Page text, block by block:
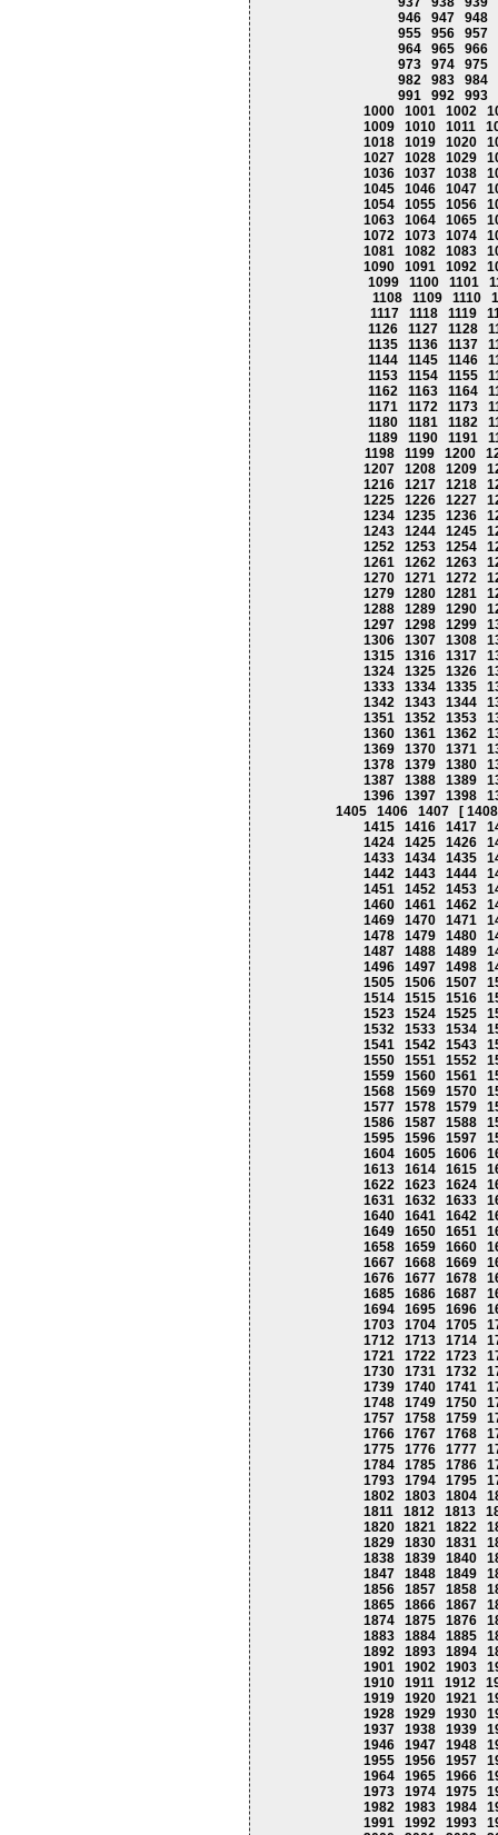
946
947
948
955
956
957
964
965
966
973
974
975
982
983
984
991
992
993
1000
1001 1002
1009
1010 1011
1018
1019 1020
1027
1028 1029
1036
1037 1038
1045
1046 1047
1054
1055 1056
1063
1064 1065
1072
1073 1074
1081
1082 1083
1090
1091 1092
1099
1100 1101
1108
1109 1110
1117
1118 1119
1126
1127 1128
1135
1136 1137
1144
1145 1146
1153
1154 1155
1162
1163 1164
1171
1172 1173
1180
1181 1182
1189
1190 1191
1198
1199 1200
1207
1208 1209
1216
1217 1218
1225
1226 1227
1234
1235 1236
1243
1244 1245
1252
1253 1254
1261
1262 1263
1270
1271 1272
1279
1280 1281
1288
1289 1290
1297
1298 1299
1306
1307 1308
1315
1316 1317
1324
1325 1326
1333
1334 1335
1342
1343 1344
1351
1352 1353
1360
1361 1362
1369
1370 1371
1378
1379 1380
1387
1388 1389
1396
1397 1398
1405
1406 1407
[
1415
1416 1417
1424
1425 1426
1433
1434 1435
1442
1443 1444
1451
1452 1453
1460
1461 1462
1469
1470 1471
1478
1479 1480
1487
1488 1489
1496
1497 1498
1505
1506 1507
1514
1515 1516
1523
1524 1525
1532
1533 1534
1541
1542 1543
1550
1551 1552
1559
1560 1561
1568
1569 1570
1577
1578 1579
1586
1587 1588
1595
1596 1597
1604
1605 1606
1613
1614 1615
1622
1623 1624
1631
1632 1633
1640
1641 1642
1649
1650 1651
1658
1659 1660
1667
1668 1669
1676
1677 1678
1685
1686 1687
1694
1695 1696
1703
1704 1705
1712
1713 1714
1721
1722 1723
1730
1731 1732
1739
1740 1741
1748
1749 1750
1757
1758 1759
1766
1767 1768
1775
1776 1777
1784
1785 1786
1793
1794 1795
1802
1803 1804
1811
1812 1813
1820
1821 1822
1829
1830 1831
1838
1839 1840
1847
1848 1849
1856
1857 1858
1865
1866 1867
1874
1875 1876
1883
1884 1885
1892
1893 1894
1901
1902 1903
1910
1911 1912
1919
1920 1921
1928
1929 1930
1937
1938 1939
1946
1947 1948
1955
1956 1957
1964
1965 1966
1973
1974 1975
1982
1983 1984
1991
1992 1993